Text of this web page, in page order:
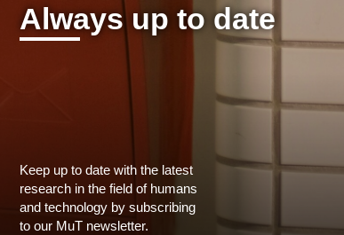
Always up to date
Keep up to date with the latest
research in the field of humans
and technology by subscribing
to our MuT newsletter.